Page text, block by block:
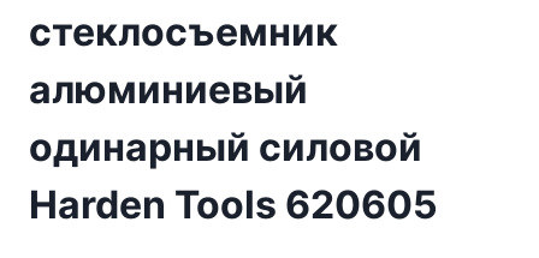
стеклосъемник
алюминиевый
одинарный силовой
Harden Tools 620605